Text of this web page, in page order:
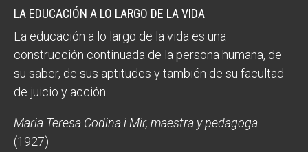
LA EDUCACIÓN A LO LARGO DE LA VIDA
La educación a lo largo de la vida es una
construcción continuada de la persona humana, de
su saber, de sus aptitudes y también de su facultad
de juicio y acción.
Maria Teresa Codina i Mir, maestra y pedagoga
(1927)